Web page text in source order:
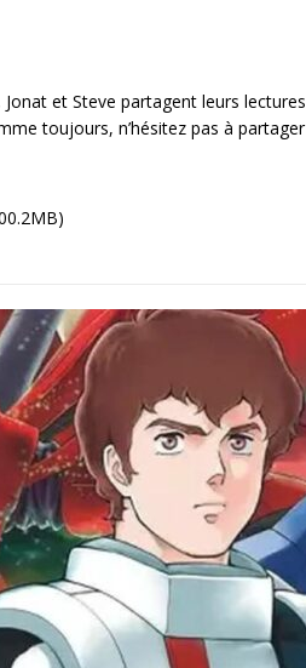
et Steve partagent leurs lectures
toujours, n’hésitez pas à partager